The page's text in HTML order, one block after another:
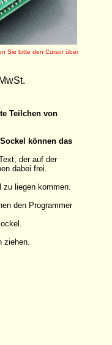
Sie bitte den Cursor über
Teilchen von
können das
der auf der
dabei frei.
zu liegen kommen.
den Programmer
ziehen.